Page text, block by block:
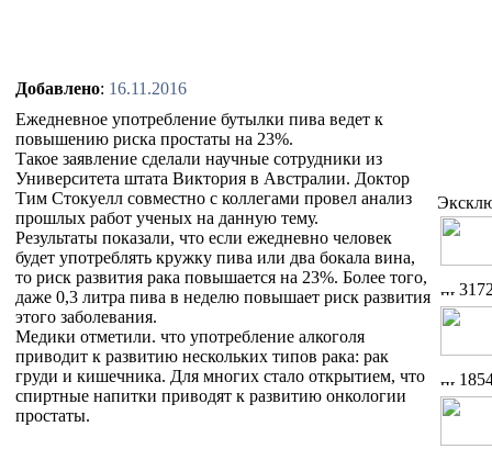
Добавлено: 16.11.2016
Ежедневное употребление бутылки пива ведет к
повышению риска простаты на 23%.
Такое заявление сделали научные сотрудники из
Университета штата Виктория в Австралии. Доктор
Тим Стокуелл совместно с коллегами провел анализ
прошлых работ ученых на данную тему.
Результаты показали, что если ежедневно человек
будет употреблять кружку пива или два бокала вина,
то риск развития рака повышается на 23%. Более того,
даже 0,3 литра пива в неделю повышает риск развития
этого заболевания.
Медики отметили. что употребление алкоголя
приводит к развитию нескольких типов рака: рак
груди и кишечника. Для многих стало открытием, что
спиртные напитки приводят к развитию онкологии
простаты.